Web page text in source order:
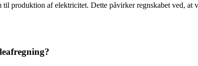
produktion af elektricitet. Dette påvirker regnskabet ved, at